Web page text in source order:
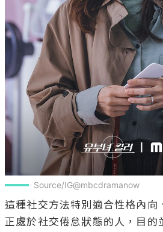
Source/IG@mbcdramanow
這種社交方法特別適合性格內向
正處於社交倦怠狀態的人，目的